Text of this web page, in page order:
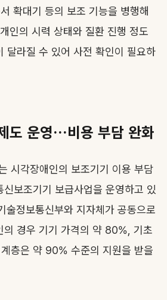
확대기 등의 보조 기능을 병행해
인의 시력 상태와 질환 진행 정도
달라질 수 있어 사전 확인이 필요하
도 운영…비용 부담 완화
시각장애인의 보조기기 이용 부담
보조기기 보급사업을 운영하고 있
술정보통신부와 지자체가 공동으로
의 경우 기기 가격의 약 80%, 기초
층은 약 90% 수준의 지원을 받을